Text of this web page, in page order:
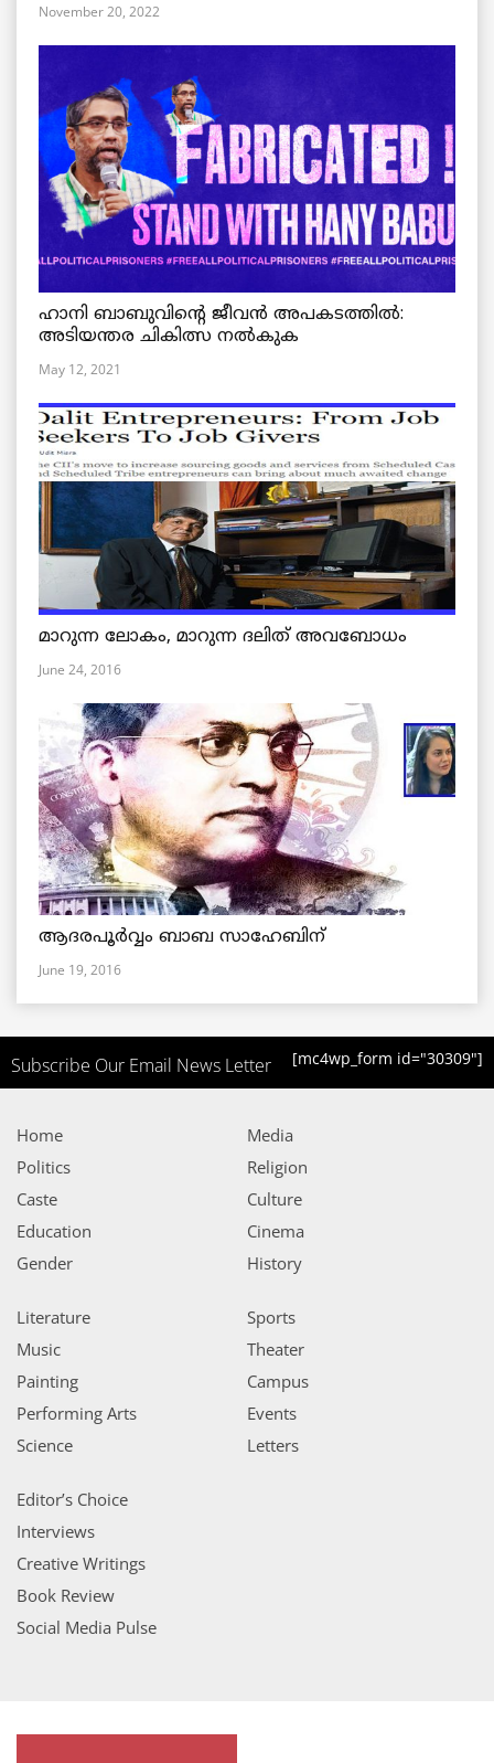
November 20, 2022
ഹാനി ബാബുവിന്റെ ജീവൻ അപകടത്തിൽ:
അടിയന്തര ചികിത്സ നൽകുക
May 12, 2021
മാറുന്ന ലോകം, മാറുന്ന ദലിത് അവബോധം
June 24, 2016
ആദരപൂര്‍വ്വം ബാബ സാഹേബിന്
June 19, 2016
Subscribe Our Email News Letter [mc4wp_form id="30309"]
Home
Politics
Caste
Education
Gender
Media
Religion
Culture
Cinema
History
Literature
Music
Painting
Performing Arts
Science
Sports
Theater
Campus
Events
Letters
Editor’s Choice
Interviews
Creative Writings
Book Review
Social Media Pulse